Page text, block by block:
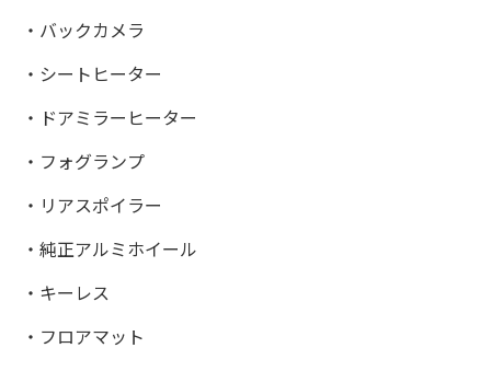
・バックカメラ
・シートヒーター
・ドアミラーヒーター
・フォグランプ
・リアスポイラー
・純正アルミホイール
・キーレス
・フロアマット